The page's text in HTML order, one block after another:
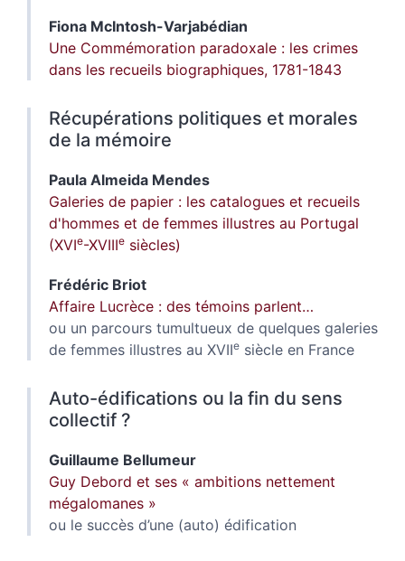
Fiona McIntosh-Varjabédian
Une Commémoration paradoxale : les crimes
dans les recueils biographiques, 1781-1843
Récupérations politiques et morales
de la mémoire
Paula Almeida Mendes
Galeries de papier : les catalogues et recueils
d'hommes et de femmes illustres au Portugal
(XVIe-XVIIIe siècles)
Frédéric Briot
Affaire Lucrèce : des témoins parlent…
ou un parcours tumultueux de quelques galeries
de femmes illustres au XVIIe siècle en France
Auto-édifications ou la fin du sens
collectif ?
Guillaume Bellumeur
Guy Debord et ses « ambitions nettement
mégalomanes »
ou le succès d’une (auto) édification